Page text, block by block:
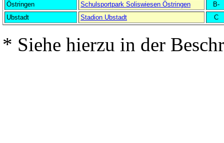
Östringen
Schulsportpark Soliswiesen Östringen
B-
Ubstadt
Stadion Ubstadt C
* Siehe hierzu in der